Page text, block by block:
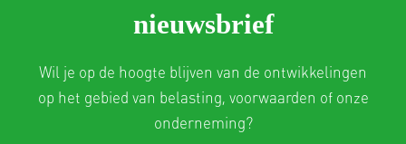
nieuwsbrief
Wil je op de hoogte blijven van de ontwikkelingen
op het gebied van belasting, voorwaarden of onze
onderneming?